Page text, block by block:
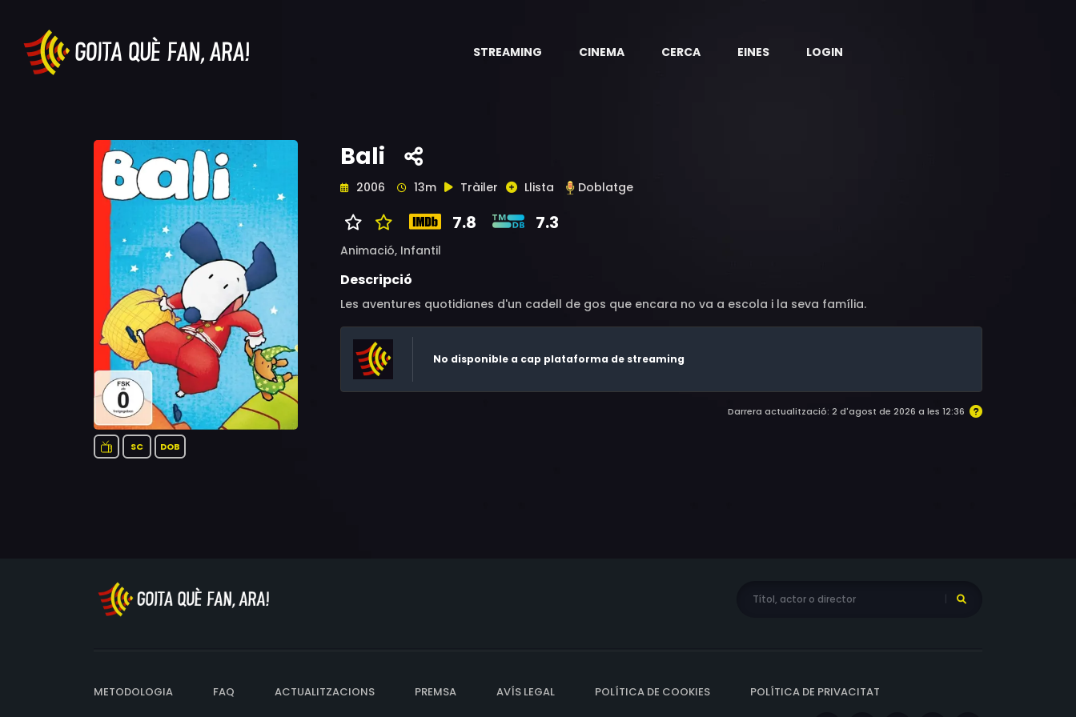
STREAMING CINEMA CERCA EINES LOGIN
SC DOB
Bali
2006 13m Tràiler Llista Doblatge
7.8 7.3
Animació, Infantil
Descripció
Les aventures quotidianes d'un cadell de gos que encara no va a escola i la seva família.
No disponible a cap plataforma de streaming
Darrera actualització: 2 d'agost de 2026 a les 12:36
METODOLOGIA FAQ ACTUALITZACIONS PREMSA AVÍS LEGAL POLÍTICA DE COOKIES POLÍTICA DE PRIVACITAT